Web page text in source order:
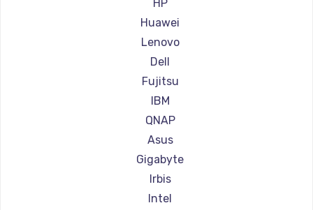
1300 руб.
Замена сигнальной лампы
1200 руб.
Замена системной платы
1500 руб.
Заказать
HP
Huawei
Lenovo
Dell
Fujitsu
IBM
QNAP
Asus
Gigabyte
Irbis
Intel